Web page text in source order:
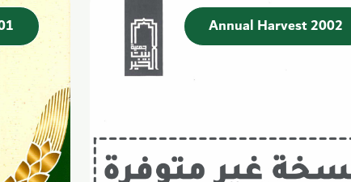
Annual Harvest 2002